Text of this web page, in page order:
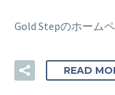
Gold Stepのホーム
READ